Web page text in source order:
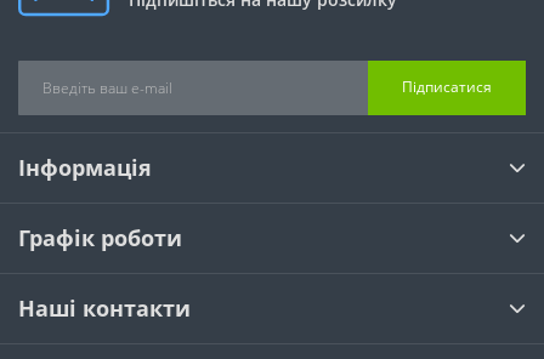
Підписатися
Інформація
Графік роботи
Наші контакти